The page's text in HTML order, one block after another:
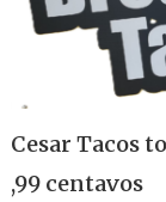
Cesar Tacos
,99 centavos